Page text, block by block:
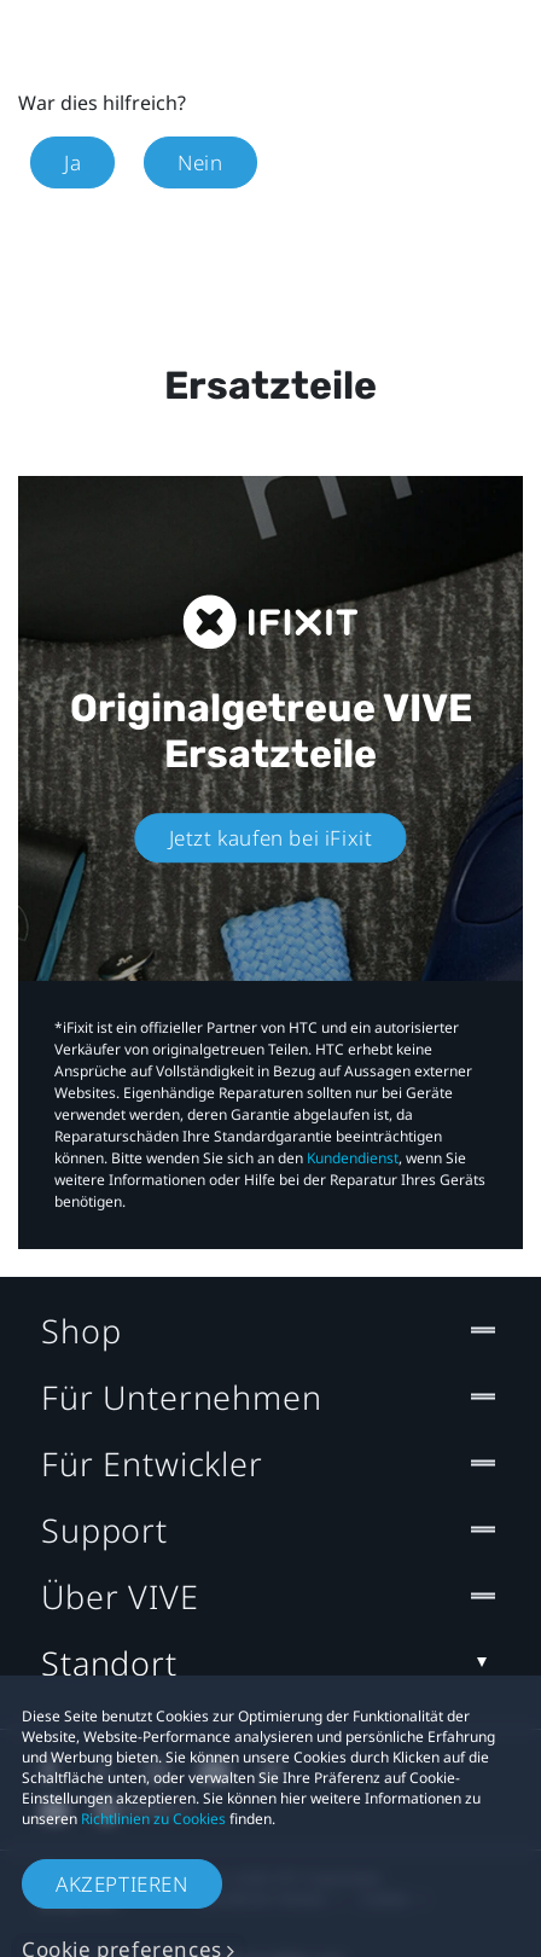
War dies hilfreich?
Ja Nein
Ersatzteile
Originalgetreue VIVE
Ersatzteile
Jetzt kaufen bei iFixit​
*iFixit ist ein offizieller Partner von HTC und ein autorisierter
Verkäufer von originalgetreuen Teilen. HTC erhebt keine
Ansprüche auf Vollständigkeit in Bezug auf Aussagen externer
Websites. Eigenhändige Reparaturen sollten nur bei Geräte
verwendet werden, deren Garantie abgelaufen ist, da
Reparaturschäden Ihre Standardgarantie beeinträchtigen
können. Bitte wenden Sie sich an den Kundendienst, wenn Sie
weitere Informationen oder Hilfe bei der Reparatur Ihres Geräts
benötigen.​
Diese Seite benutzt Cookies zur Optimierung der Funktionalität der
Website, Website-Performance analysieren und persönliche Erfahrung
und Werbung bieten. Sie können unsere Cookies durch Klicken auf die
Schaltfläche unten, oder verwalten Sie Ihre Präferenz auf Cookie-
Einstellungen akzeptieren. Sie können hier weitere Informationen zu
unseren Richtlinien zu Cookiesfinden.
AKZEPTIEREN
Cookie preferences
Shop
Für Unternehmen
Für Entwickler
Support
Über VIVE
Standort
© 2011-2026 HTC Corporation
Rechtlicher Hinweis